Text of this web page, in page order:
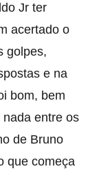
Jr ter
acertado o
golpes,
e na
bom, bem
entre os
de Bruno
que começa